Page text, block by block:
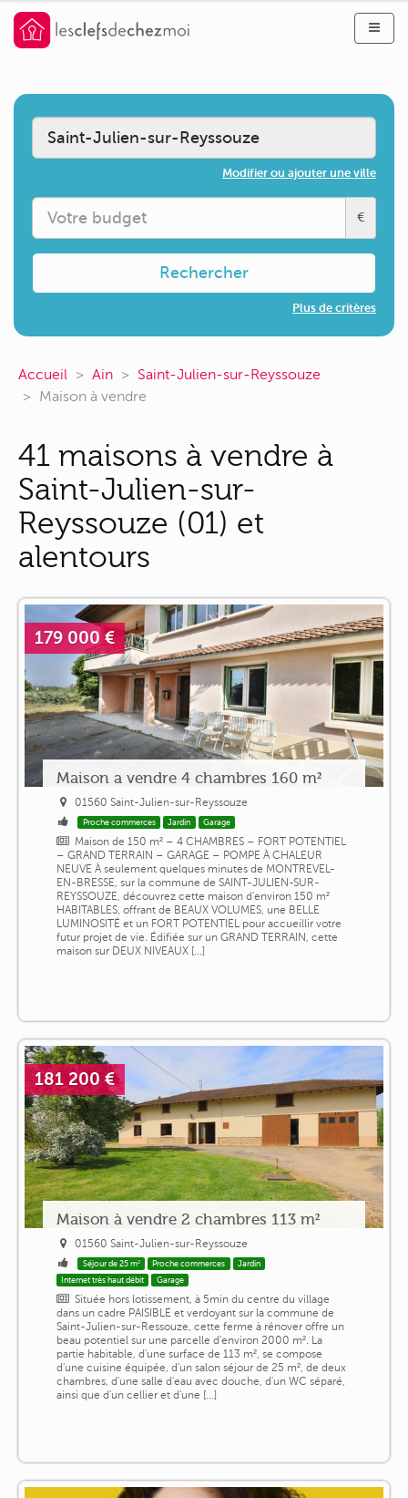
Modifier ou ajouter une ville
€
Rechercher
Plus de critères
Accueil Ain
Saint-Julien-sur-Reyssouze
Maison à vendre
41 maisons à vendre à
Saint-Julien-sur-
Reyssouze (01) et
alentours
179 000 €
Maison a vendre 4 chambres 160 m²
01560 Saint-Julien-sur-Reyssouze
Proche commerces Jardin Garage
Maison de 150 m² – 4 CHAMBRES – FORT POTENTIEL
– GRAND TERRAIN – GARAGE – POMPE À CHALEUR
NEUVE À seulement quelques minutes de MONTREVEL-
EN-BRESSE, sur la commune de SAINT-JULIEN-SUR-
REYSSOUZE, découvrez cette maison d'environ 150 m²
HABITABLES, offrant de BEAUX VOLUMES, une BELLE
LUMINOSITÉ et un FORT POTENTIEL pour accueillir votre
futur projet de vie. Édifiée sur un GRAND TERRAIN, cette
maison sur DEUX NIVEAUX [...]
181 200 €
Maison à vendre 2 chambres 113 m²
01560 Saint-Julien-sur-Reyssouze
Séjour de 25 m² Proche commerces
Jardin
Internet très haut débit
Garage
Située hors lotissement, à 5min du centre du village
dans un cadre PAISIBLE et verdoyant sur la commune de
Saint-Julien-sur-Ressouze, cette ferme à rénover offre un
beau potentiel sur une parcelle d'environ 2000 m². La
partie habitable, d'une surface de 113 m², se compose
d'une cuisine équipée, d'un salon séjour de 25 m², de deux
chambres, d'une salle d'eau avec douche, d'un WC séparé,
ainsi que d'un cellier et d'une [...]